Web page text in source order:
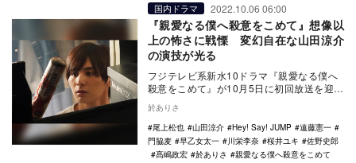
国内ドラマ 2022.10.06 06:00
『親愛なる僕へ殺意をこめて』想像以
上の怖さに戦慄 変幻自在な山田涼介
の演技が光る
フジテレビ系新水10ドラマ『親愛なる僕へ
殺意をこめて』が10月5日に初回放送を迎え
ンガ…
於ありさ
尾上松也
山田涼介 Hey! Say! JUMP
遠藤憲一
門脇麦
早乙女太一 川栄李奈 桜井ユキ
佐野史郎
髙嶋政宏
於ありさ 親愛なる僕へ殺意をこめて